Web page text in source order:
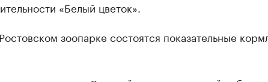
«Белый цветок».
зоопарке состоятся показательные